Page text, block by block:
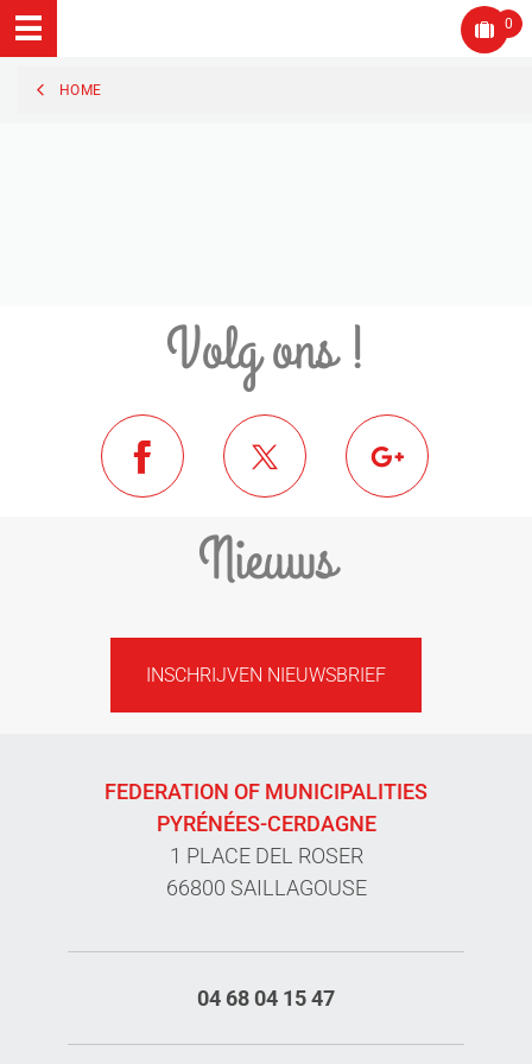
0
HOME
Volg ons !
Nieuws
INSCHRIJVEN NIEUWSBRIEF
FEDERATION OF MUNICIPALITIES
PYRÉNÉES-CERDAGNE
1 PLACE DEL ROSER
66800 SAILLAGOUSE
04 68 04 15 47